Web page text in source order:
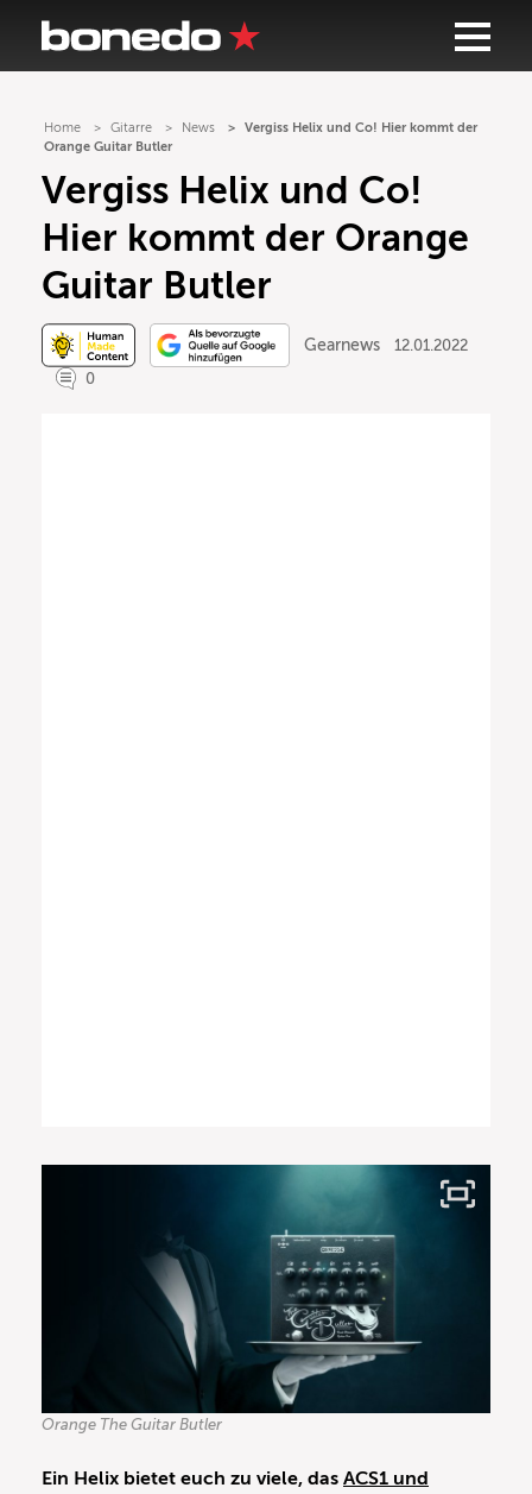
Home Gitarre News
Vergiss Helix und Co! Hier kommt der
Orange Guitar Butler
Vergiss Helix und Co!
Hier kommt der Orange
Guitar Butler
Gearnews
12.01.2022
0
Orange The Guitar Butler
Ein Helix bietet euch zu viele, das ACS1 und